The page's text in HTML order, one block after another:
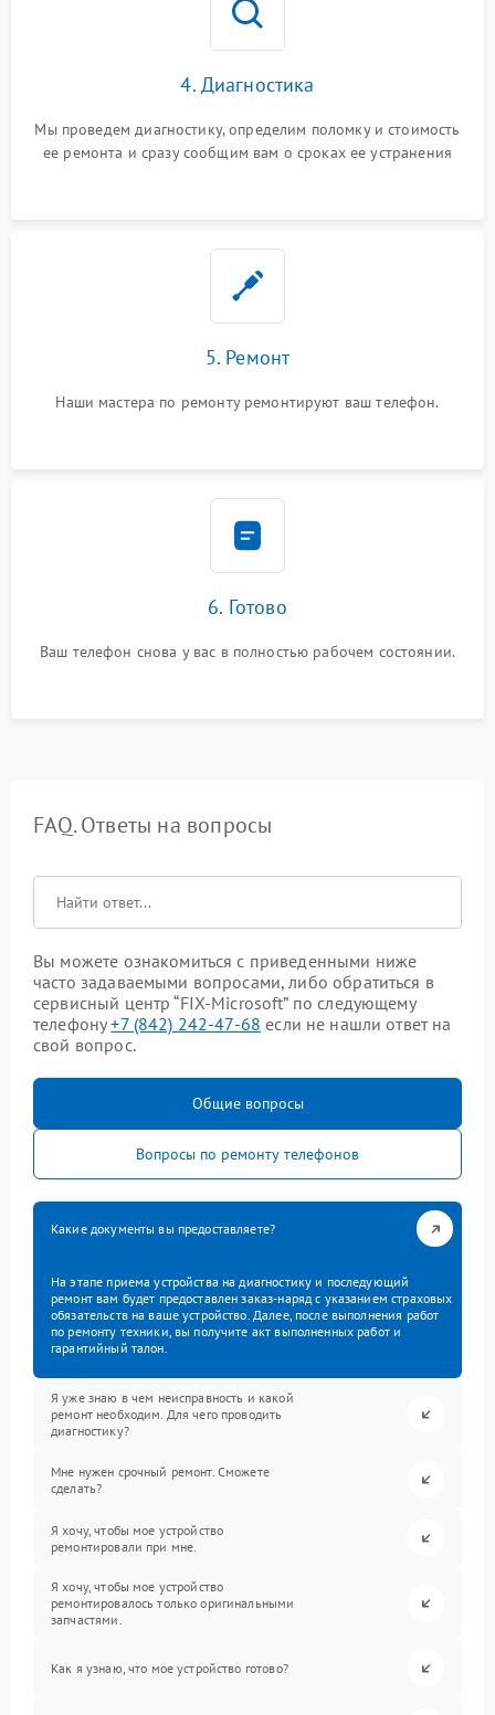
4. Диагностика
Мы проведем диагностику, определим поломку и стоимость
ее ремонта и сразу сообщим вам о сроках ее устранения
5. Ремонт
Наши мастера по ремонту ремонтируют ваш телефон.
6. Готово
Ваш телефон снова у вас в полностью рабочем состоянии.
FAQ. Ответы на вопросы
Вы можете ознакомиться с приведенными ниже
часто задаваемыми вопросами, либо обратиться в
сервисный центр “FIX-Microsoft” по следующему
телефону+7 (842) 242-47-68 если не нашли ответ на
свой вопрос.
Общие вопросы
Вопросы по ремонту телефонов
Какие документы вы предоставляете?
На этапе приема устройства на диагностику и последующий
ремонт вам будет предоставлен заказ-наряд с указанием страховых
обязательств на ваше устройство. Далее, после выполнения работ
по ремонту техники, вы получите акт выполненных работ и
гарантийный талон.
Я уже знаю в чем неисправность и какой
ремонт необходим. Для чего проводить
диагностику?
Мне нужен срочный ремонт. Сможете
сделать?
Я хочу, чтобы мое устройство
ремонтировали при мне.
Я хочу, чтобы мое устройство
ремонтировалось только оригинальными
запчастями.
Как я узнаю, что мое устройство готово?